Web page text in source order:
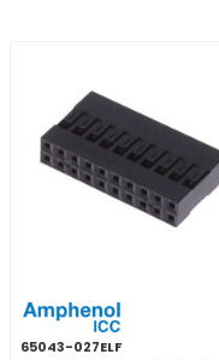
65043-027ELF